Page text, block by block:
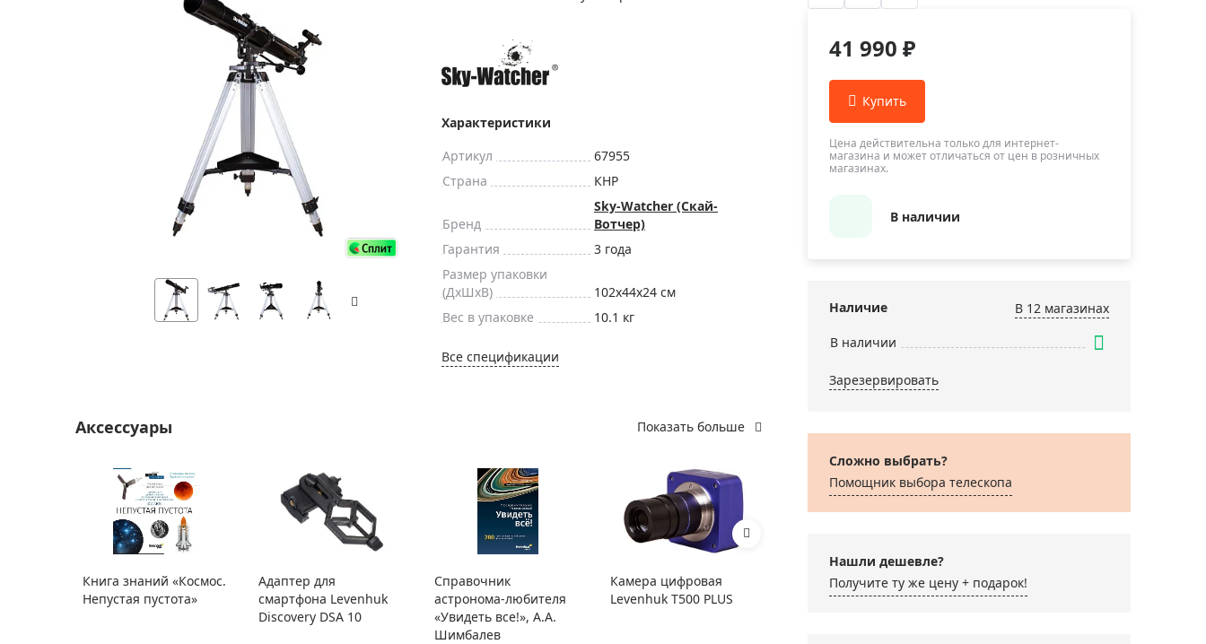
Приборы ночного видения
Метеостанции, барометры, часы
Discovery (Дискавери)
Оптика для детей Levenhuk LabZZ
Подарки
Хиты продаж
Аксессуары для приборов ночного
Распродажа оптики по специальным
Распродажа выставочных образцов
Глобусы интерактивные
Фонари
Элементы питания, карты памяти
Фотоловушки
Приборы теплового контроля
Детекторы проводки
Влагомеры (датчики влажности)
Измерители параметров окружающей
среды
Видеоэндоскопы
Прочее
Характеристики
Артикул
67955
Страна
КНР
Бренд
Sky-Watcher (Скай-
Вотчер)
Гарантия
3 года
Размер упаковки
(ДxШxВ)
102x44x24 см
Вес в упаковке
10.1 кг
Все спецификации
Аксессуары Показать больше
Книга знаний «Космос.
Непустая пустота»
Адаптер для
смартфона Levenhuk
Discovery DSA 10
Справочник
астронома-любителя
«Увидеть все!», А.А.
Шимбалев
Камера цифровая
Levenhuk T500 PLUS
Призма
оборачивающая Sky-
Адаптер Levenhuk A10
для смартфона
41 990 ₽
Цена действительна только для интернет-
магазина и может отличаться от цен в розничных
магазинах.
В наличии
Наличие
В 12 магазинах
В наличии
Зарезервировать
Сложно выбрать?
Помощник выбора телескопа
Нашли дешевле?
Получите ту же цену + подарок!